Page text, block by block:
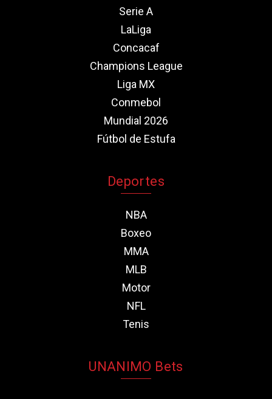
Serie A
LaLiga
Concacaf
Champions League
Liga MX
Conmebol
Mundial 2026
Fútbol de Estufa
Deportes
NBA
Boxeo
MMA
MLB
Motor
NFL
Tenis
UNANIMO Bets